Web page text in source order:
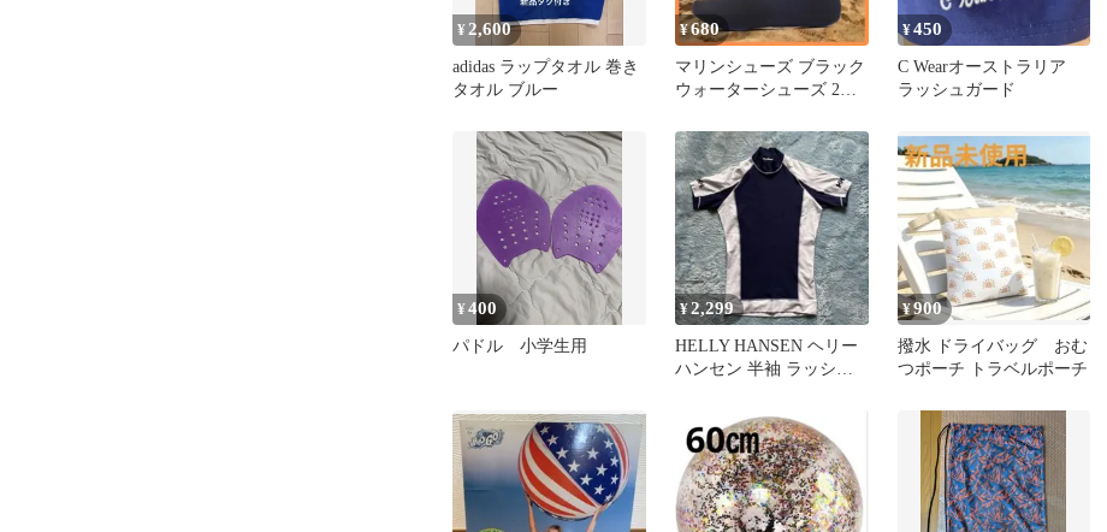
¥ 2,600
adidas ラップタオル 巻き
タオル ブルー
¥680
マリンシューズ ブラック
ウォーターシューズ 2XL
ング
¥450
C Wearオーストラリア
ラッシュガード
¥400
パドル 小学生用
¥2,299
HELLY HANSEN ヘリー
ハンセン 半袖 ラッシュ
¥900
撥水 ドライバッグ おむ
つポーチ トラベルポーチ